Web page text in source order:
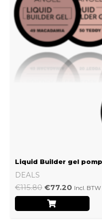
Liquid Builder gel
DEALS
€115.80 €77.20 Incl. BTW